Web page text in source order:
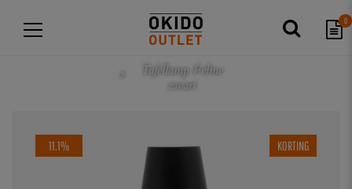
0
Tafellamp Feline
zwart
11.1% KORTING